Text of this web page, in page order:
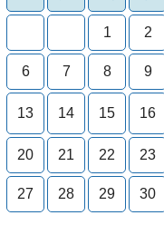
1 2
6 7 8 9
13 14 15 16
20 21 22 23
27 28 29 30